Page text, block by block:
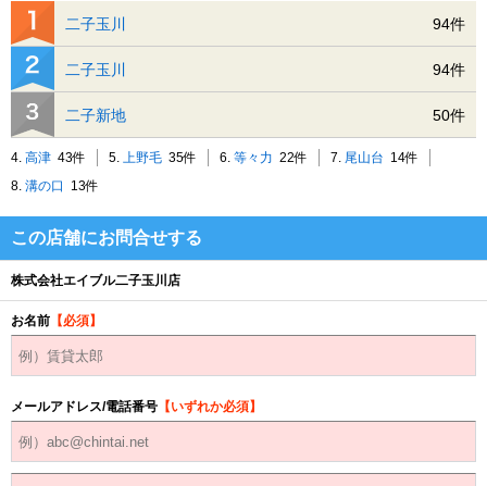
二子玉川 94件
二子玉川 94件
二子新地 50件
4. 高津 43件 5. 上野毛 35件 6. 等々力 22件 7. 尾山台 14件
8. 溝の口 13件
この店舗にお問合せする
株式会社エイブル二子玉川店
お名前 【必須】
メールアドレス/電話番号 【いずれか必須】